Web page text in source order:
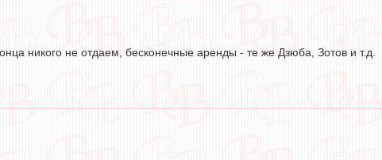
никого не отдаем, бесконечные аренды - те же Дзюба, Зотов и т.д.